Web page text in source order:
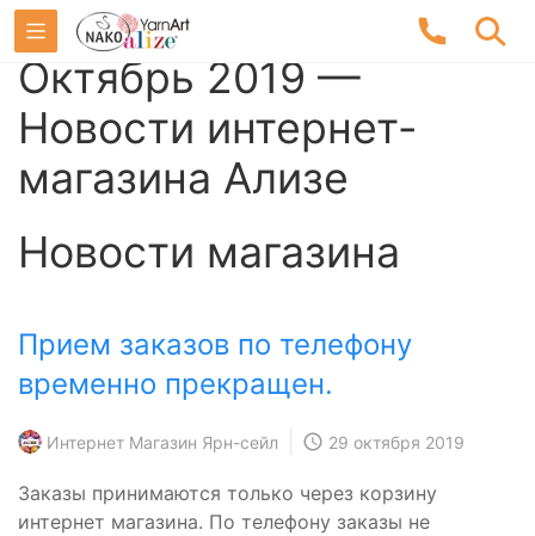
Октябрь 2019 —
Новости интернет-
магазина Ализе
Новости магазина
Прием заказов по телефону
временно прекращен.
Интернет Магазин Ярн-сейл 29 октября 2019
Заказы принимаются только через корзину
интернет магазина. По телефону заказы не